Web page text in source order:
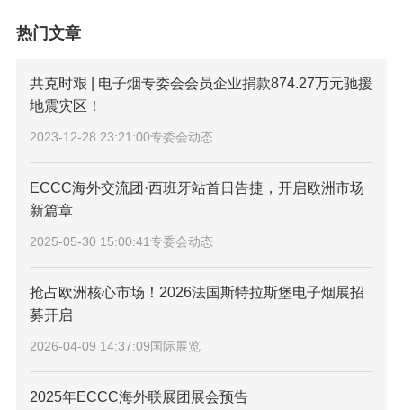
热门文章
共克时艰 | 电子烟专委会会员企业捐款874.27万元驰援
地震灾区！
2023-12-28 23:21:00专委会动态
ECCC海外交流团·西班牙站首日告捷，开启欧洲市场
新篇章
2025-05-30 15:00:41专委会动态
抢占欧洲核心市场！2026法国斯特拉斯堡电子烟展招
募开启
2026-04-09 14:37:09国际展览
2025年ECCC海外联展团展会预告